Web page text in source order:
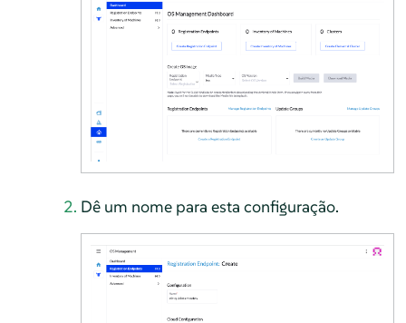
Dê um nome para esta configuração.